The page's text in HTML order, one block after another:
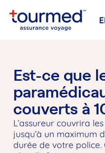
Est-ce que
couverts à
L’assureur couvrira
jusqu’à un maximum
durée de votre police.